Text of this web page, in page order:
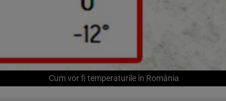
Cum vor fi temperaturile în România